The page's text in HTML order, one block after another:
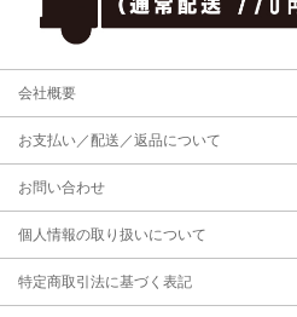
会社概要
お支払い／配送／返品について
お問い合わせ
個人情報の取り扱いについて
特定商取引法に基づく表記